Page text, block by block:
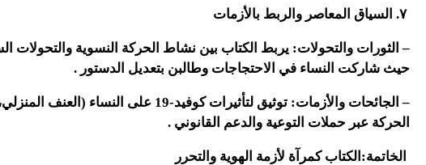
٧. السياق المعاصر والربط بالأزمات
حيث شاركت النساء في الاحتجاجات وطالبن بتعديل الدستور .
– الجائحات والأزمات: توثيق لتأثيرات كوفيد-19
الحركة عبر حملات التوعية والدعم القانوني .
الخاتمة:الكتاب كمرآة لأزمة الهوية والتحرر